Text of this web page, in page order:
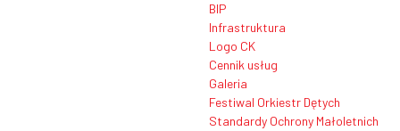
BIP
Infrastruktura
Logo CK
Cennik usług
Galeria
Festiwal Orkiestr Dętych
Standardy Ochrony Małoletnich